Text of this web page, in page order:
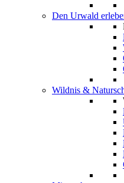
Den Urwald
Wildnis &